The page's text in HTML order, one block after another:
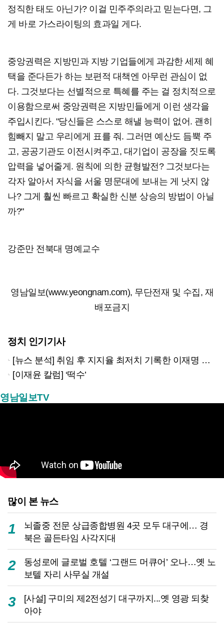
정직한 태도 아닌가? 이걸 민주주의라고 믿는다면, 그
게 바로 가스라이팅의 효과일 게다.
중앙권력은 지방민과 지방 기업들에게 과감한 세제 혜
택을 준다든가 하는 보편적 대책엔 아무런 관심이 없
다. 그것보다는 선별적으로 특혜를 주는 걸 정치적으로
이용함으로써 중앙권력은 지방민들에게 이런 생각을
주입시킨다. "당신들은 스스로 해낼 능력이 없어. 괜히
힘빼지 말고 우리에게 표를 줘. 그러면 예산도 듬뿍 주
고, 공공기관도 이전시켜주고, 대기업이 공장을 짓도록
압력을 넣어줄게. 원칙에 의한 균형발전? 그것보다는
각자 알아서 자식을 서울 명문대에 보내는 게 낫지 않
나? 그게 훨씬 빠르고 확실한 신분 상승의 방법이 아닐
까?"
강준만 전북대 명예교수
영남일보(www.yeongnam.com), 무단전재 및 수집, 재
배포금지
정치 인기기사
[뉴스 분석] 취임 후 지지율 최저치 기록한 이재명 대통령…왜?
[이재윤 칼럼] ‘떡수’
영남일보TV
많이 본 뉴스
1
뇌졸중 전문 상급종합병원 4곳 모두 대구에… 경
북은 골든타임 사각지대
2
동성로에 글로벌 호텔 ‘그랜드 머큐어’ 오나…옛 노
보텔 자리 사무실 개설
3
[사설] 구미의 제2전성기 대구까지...옛 영광 되찾
아야